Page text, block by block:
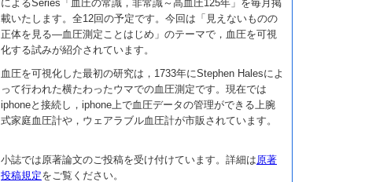
によるSeries「血圧の常識，非常識～高血圧125年」を毎月掲
載いたします。全12回の予定です。今回は「見えないものの
正体を見る—血圧測定ことはじめ」のテーマで，血圧を可視
化する試みが紹介されています。
血圧を可視化した最初の研究は，1733年にStephen Halesによ
って行われた横たわったウマでの血圧測定です。現在では
iphoneと接続し，iphone上で血圧データの管理ができる上腕
式家庭血圧計や，ウェアラブル血圧計が市販されています。
小誌では原著論文のご投稿を受け付けています。詳細は原著
投稿規定をご覧ください。